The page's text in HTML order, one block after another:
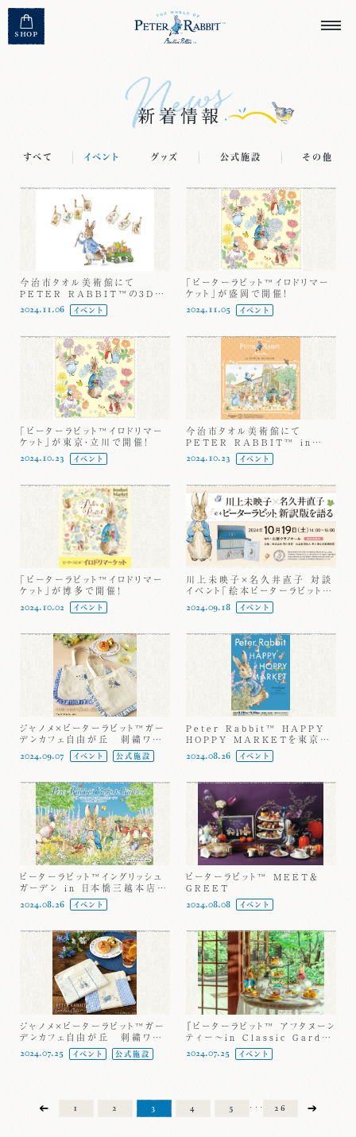
SHOP
MENU CLOSE
すべて イベント グッズ 公式施設 その他
今治市タオル美術館にて
PETER RABBIT™の3Dプ
ロジェクションマッピングを開催
中！
2024.11.06 イベント
「ピーターラビット™イロドリマー
ケット」が盛岡で開催！
2024.11.05 イベント
「ピーターラビット™イロドリマー
ケット」が東京・立川で開催！
2024.10.23 イベント
今治市タオル美術館にて
PETER RABBIT™ in
TOWEL MUSEUM を初開
催中！
2024.10.23 イベント
「ピーターラビット™イロドリマー
ケット」が博多で開催！
2024.10.02 イベント
川上未映子×名久井直子 対談
イベント「絵本ピーターラビット™
新訳版を語る～かわいくてキケ
ンがいっぱいの世界へ～」
2024.09.18 イベント
ジャノメ×ピーターラビット™ガー
デンカフェ自由が丘 刺繍ワー
クショップ第4弾を開催！
2024.09.07 イベント 公式施設
Peter Rabbit™ HAPPY
HOPPY MARKETを東京キ
ャラクターストリートにて8/29か
ら開催！
2024.08.26 イベント
ピーターラビット™イングリッシュ
ガーデン in 日本橋三越本店
日本橋三越の英国展とピーター
ラビットがコラボレーション！
2024.08.26 イベント
ピーターラビット™ MEET＆
GREET
2024.08.08 イベント
ジャノメ×ピーターラビット™ガー
デンカフェ自由が丘 刺繍ワー
クショップ第3弾を開催！
2024.07.25 イベント 公式施設
『ピーターラビット™ アフタヌーン
ティー～in Classic Garden
～』がフジテレビ『なりゆき街道
旅』で紹介されます
2024.07.25 イベント
1 2 3 4 5 ・・・ 26